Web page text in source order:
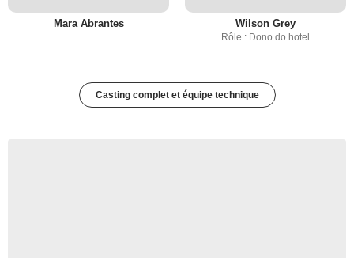
Mara Abrantes Wilson Grey
Rôle : Dono do hotel
Casting complet et équipe technique